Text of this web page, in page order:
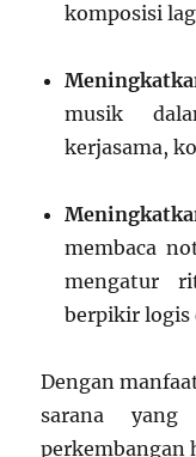
komposisi
musik
kerjasama,
membaca
mengatur
berpikir logis
Dengan
sarana
perkembangan